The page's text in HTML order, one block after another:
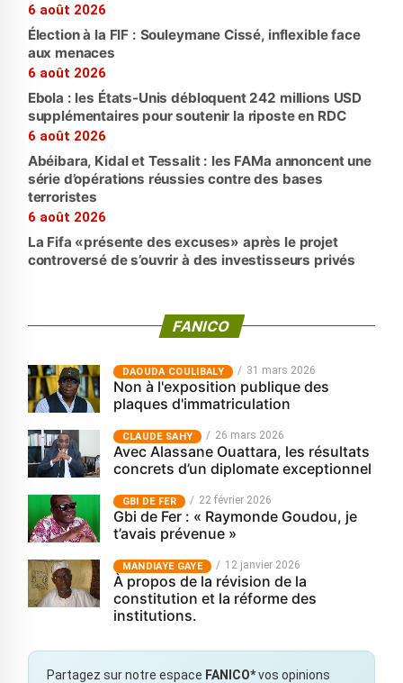
6 août 2026
Élection à la FIF : Souleymane Cissé, inflexible face
aux menaces
6 août 2026
Ebola : les États-Unis débloquent 242 millions USD
supplémentaires pour soutenir la riposte en RDC
6 août 2026
Abéibara, Kidal et Tessalit : les FAMa annoncent une
série d’opérations réussies contre des bases
terroristes
6 août 2026
La Fifa «présente des excuses» après le projet
controversé de s’ouvrir à des investisseurs privés
FANICO
‎DAOUDA COULIBALY 31 mars 2026
Non à l'exposition publique des
plaques d'immatriculation
CLAUDE SAHY 26 mars 2026
Avec Alassane Ouattara, les résultats
concrets d’un diplomate exceptionnel
GBI DE FER 22 février 2026
Gbi de Fer : « Raymonde Goudou, je
t’avais prévenue »
MANDIAYE GAYE 12 janvier 2026
À propos de la révision de la
constitution et la réforme des
institutions.
Partagez sur notre espace FANICO*vos opinions